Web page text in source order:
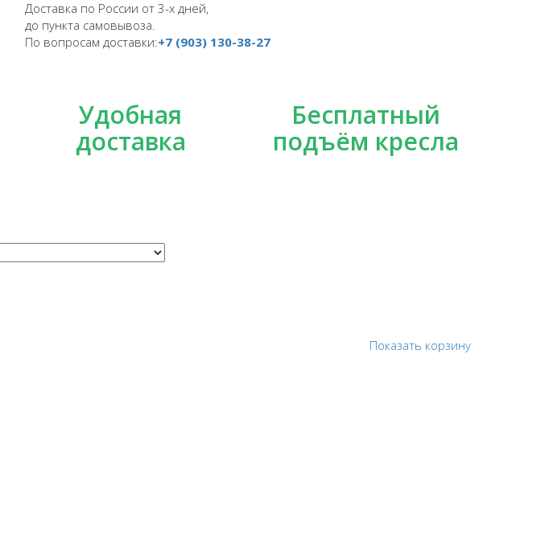
Доставка по России от 3-х дней,
до пункта самовывоза.
По вопросам доставки:+7 (903) 130-38-27
Удобная
доставка
Бесплатный
подъём кресла
Показать корзину